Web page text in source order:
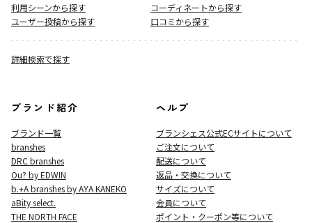
利用シーンから探す
コーディネートから探す
ユーザー投稿から探す
口コミから探す
詳細検索で探す
ブランド紹介
ブランド一覧
branshes
DRC branshes
Ou? by EDWIN
b.+A branshes by AYA KANEKO
aBity select.
THE NORTH FACE
ヘルプ
ブランシェス公式ECサイトについて
ご注文について
配送について
返品・交換について
サイズについて
会員について
ポイント・クーポン等について